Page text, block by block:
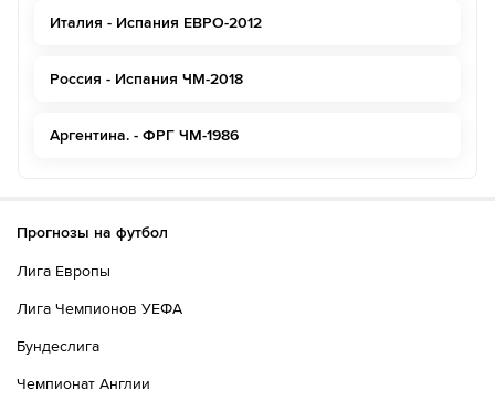
Италия - Испания ЕВРО-2012
Россия - Испания ЧМ-2018
Аргентина. - ФРГ ЧМ-1986
Прогнозы на футбол
Лига Европы
Лига Чемпионов УЕФА
Бундеслига
Чемпионат Англии